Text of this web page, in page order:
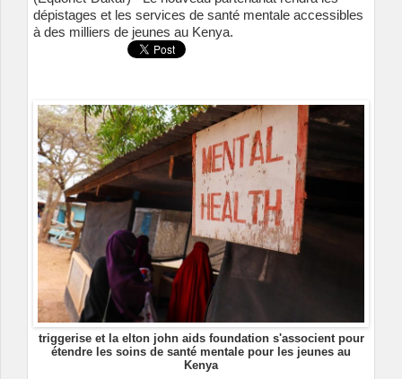
dépistages et les services de santé mentale accessibles
à des milliers de jeunes au Kenya.
triggerise et la elton john aids foundation s'associent pour
étendre les soins de santé mentale pour les jeunes au
Kenya